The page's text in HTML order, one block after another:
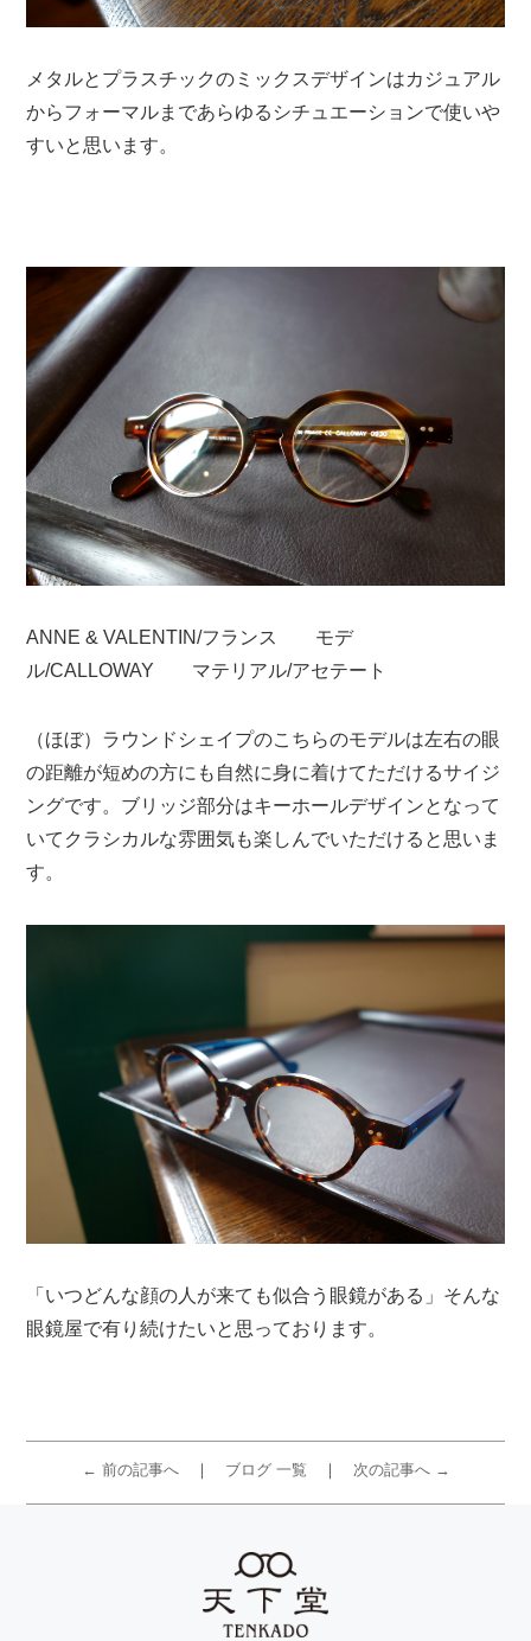
メタルとプラスチックのミックスデザインはカジュアル
からフォーマルまであらゆるシチュエーションで使いや
すいと思います。
ANNE & VALENTIN/フランス モデ
ル/CALLOWAY マテリアル/アセテート
（ほぼ）ラウンドシェイプのこちらのモデルは左右の眼
の距離が短めの方にも自然に身に着けてただけるサイジ
ングです。ブリッジ部分はキーホールデザインとなって
いてクラシカルな雰囲気も楽しんでいただけると思いま
す。
「いつどんな顔の人が来ても似合う眼鏡がある」そんな
眼鏡屋で有り続けたいと思っております。
← 前の記事へ ブログ 一覧 次の記事へ →